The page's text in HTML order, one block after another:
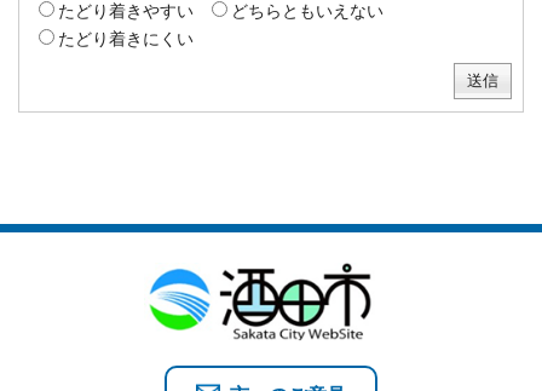
たどり着きやすい
どちらともいえない
たどり着きにくい